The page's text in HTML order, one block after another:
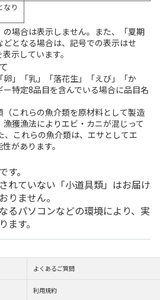
なり
場合は表示しません。また、「夏期
となる場合は、記号での表示はせ
示しています。
」「乳」「落花生」「えび」「か
特定8品目を含んでいる場合に品目名
これらの魚介類を原材料として製造
獲漁法によりエビ・カニが混じって
、これらの魚介類は、エサとしてエ
があります。
。
れていない「小道具類」はお届け
りません。
るパソコンなどの環境により、実
ます。
よくあるご質問
利用規約